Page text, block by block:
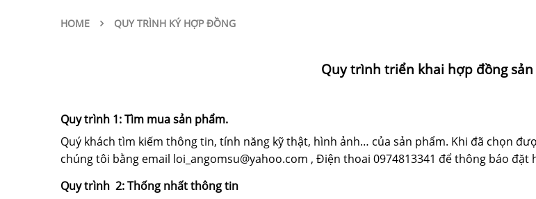
HOME QUY TRÌNH KÝ HỢP ĐỒNG
Quy trình triển khai hợp đồng
Quy trình 1: Tìm mua sản phẩm.
Quý khách tìm kiếm thông tin, tính năng kỹ thật, hình ảnh… của sản phẩm. Khi đã chọn
chúng tôi bằng email loi_angomsu@yahoo.com , Điện thoai 0974813341 để thông báo
Quy trình 2: Thống nhất thông tin